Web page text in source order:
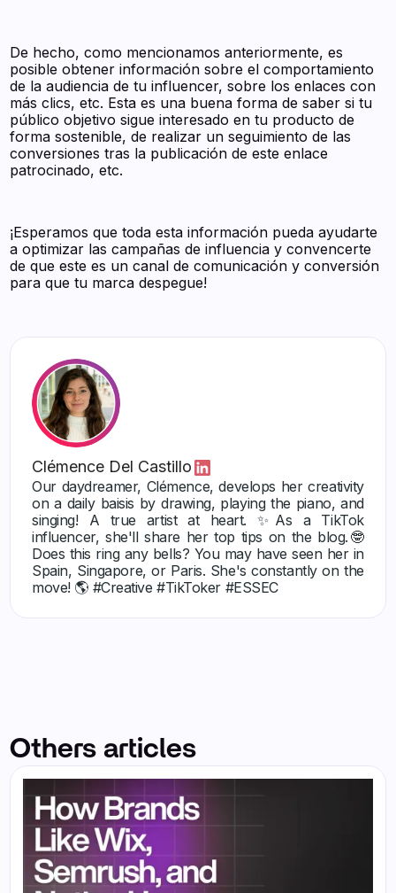
De hecho, como mencionamos anteriormente, es
posible obtener información sobre el comportamiento
de la audiencia de tu influencer, sobre los enlaces con
más clics, etc. Esta es una buena forma de saber si tu
público objetivo sigue interesado en tu producto de
forma sostenible, de realizar un seguimiento de las
conversiones tras la publicación de este enlace
patrocinado, etc.
¡Esperamos que toda esta información pueda ayudarte
a optimizar las campañas de influencia y convencerte
de que este es un canal de comunicación y conversión
para que tu marca despegue!
Clémence Del Castillo
Our daydreamer, Clémence, develops her creativity
on a daily baisis by drawing, playing the piano, and
singing! A true artist at heart. ✨As a TikTok
influencer, she'll share her top tips on the blog.🤓
Does this ring any bells? You may have seen her in
Spain, Singapore, or Paris. She's constantly on the
move! 🌎 #Creative #TikToker #ESSEC
Others articles